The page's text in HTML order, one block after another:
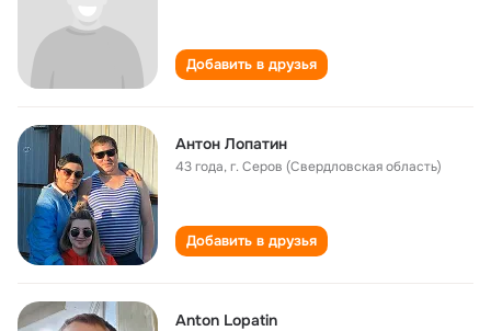
Добавить в друзья
Антон Лопатин
43 года,г. Серов (Свердловская область)
Добавить в друзья
Anton Lopatin